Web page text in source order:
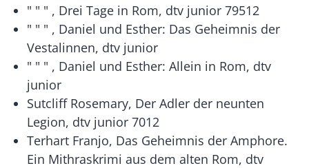
" " " , Drei Tage in Rom, dtv junior 79512
" " " , Daniel und Esther: Das Geheimnis der
Vestalinnen, dtv junior
" " " , Daniel und Esther: Allein in Rom, dtv
junior
Sutcliff Rosemary, Der Adler der neunten
Legion, dtv junior 7012
Terhart Franjo, Das Geheimnis der Amphore.
Ein Mithraskrimi aus dem alten Rom, dtv